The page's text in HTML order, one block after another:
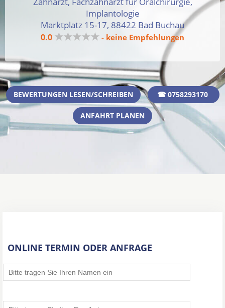
Implantologie
Marktplatz 15-17, 88422 Bad Buchau
0.0 ★★★★★ - keine Empfehlungen
BEWERTUNGEN LESEN/SCHREIBEN ☎ 0758293170
ANFAHRT PLANEN
ONLINE TERMIN ODER ANFRAGE